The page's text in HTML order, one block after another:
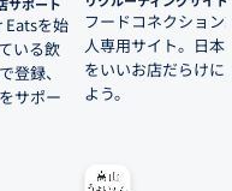
サポート
Eatsを始
いる飲
登録、
サポー
フードコネクション
人専用サイト。日本
をいいお店だらけに
よう。